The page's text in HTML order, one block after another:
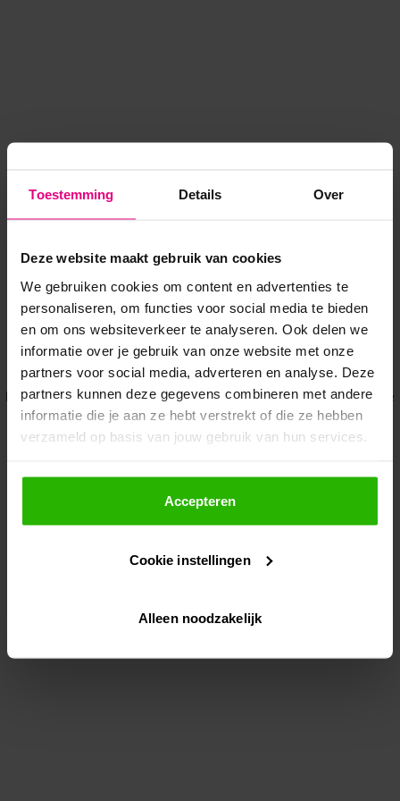
Toestemming Details Over
Deze website maakt gebruik van cookies
We gebruiken cookies om content en advertenties te
personaliseren, om functies voor social media te bieden
en om ons websiteverkeer te analyseren. Ook delen we
informatie over je gebruik van onze website met onze
partners voor social media, adverteren en analyse. Deze
partners kunnen deze gegevens combineren met andere
informatie die je aan ze hebt verstrekt of die ze hebben
verzameld op basis van jouw gebruik van hun services.
Als je op "Accepteer" klikt, dan geef je Voordeeluitjes.nl
toestemming om cookies voor social media en
gepersonaliseerde advertenties te plaatsen.
Lees hier meer over in onsprivacybeleid
Via "Cookie instellingen" kun je ook zelf instellen welke
Accepteren
Cookie instellingen
Alleen noodzakelijk
Application error: a client-side exception has occurred while
loadingwww.voordeeluitjes.nl (see the browser console for more
information).